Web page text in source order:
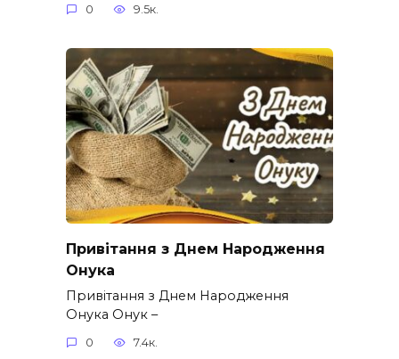
0 9.5к.
Привітання з Днем Народження
Онука
Привітання з Днем Народження
Онука Онук –
0 7.4к.